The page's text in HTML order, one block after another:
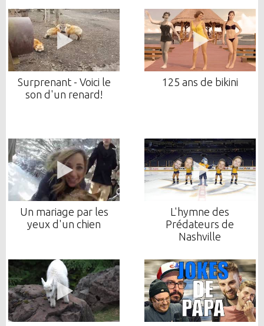
Surprenant - Voici le
son d'un renard!
125 ans de bikini
Un mariage par les
yeux d'un chien
L'hymne des
Prédateurs de
Nashville